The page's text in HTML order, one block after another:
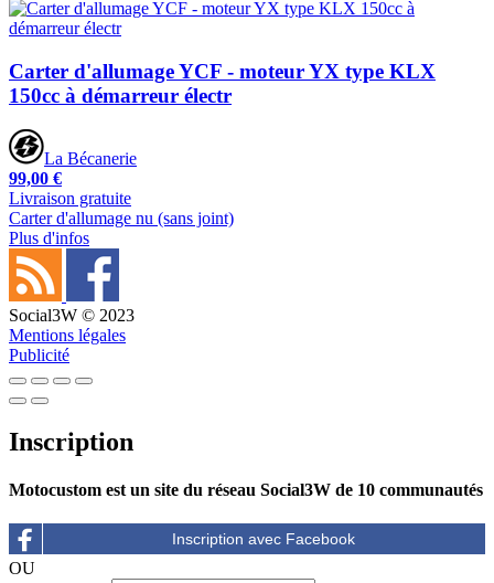
Carter d'allumage YCF - moteur YX type KLX
150cc à démarreur électr
La Bécanerie
99,00 €
Livraison gratuite
Carter d'allumage nu (sans joint)
Plus d'infos
Social3W © 2023
Mentions légales
Publicité
Inscription
Motocustom est un site du réseau Social3W de 10 communautés
OU